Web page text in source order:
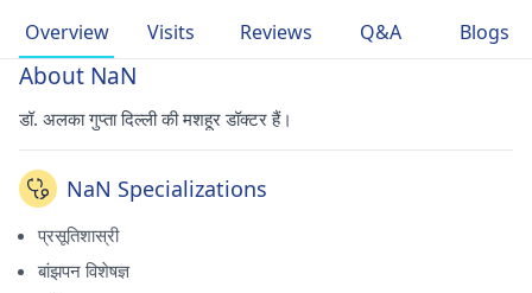
Overview Visits Reviews Q&A Blogs
About NaN
डॉ. अलका गुप्ता दिल्ली की मशहूर डॉक्टर हैं।
NaN Specializations
प्रसूतिशास्री
बांझपन विशेषज्ञ